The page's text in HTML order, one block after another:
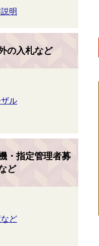
明
の入札など
ル
・指定管理者募
ど
ど